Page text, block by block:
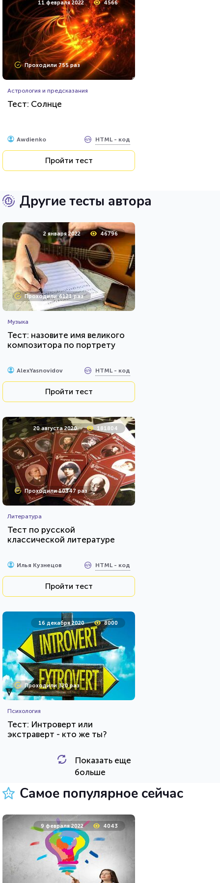
11 февраля 2022 4566
Проходили 755 раз
Астрология и предсказания
Тест: Солнце
Awdienko HTML - код
Пройти тест
Другие тесты автора
2 января 2022 46796
Проходили 4121 раз
Музыка
Тест: назовите имя великого
композитора по портрету
AlexYasnovidov HTML - код
Пройти тест
20 августа 2020 181804
Проходили 10347 раз
Литература
Тест по русской
классической литературе
Илья Кузнецов HTML - код
Пройти тест
16 декабря 2020 8000
Проходили 320 раз
Психология
Тест: Интроверт или
экстраверт - кто же ты?
HTML - код
10 февраля 2022
Проходили 1307 раз
Показать еще
больше
Самое популярное сейчас
9 февраля 2022 4043